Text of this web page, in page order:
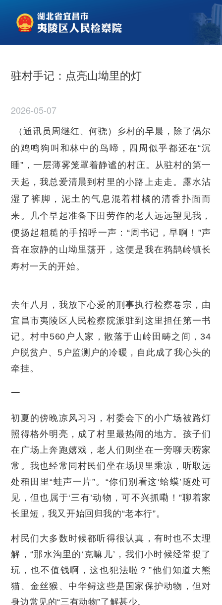
驻村手记：点亮山坳里的灯
2026-05-07
（通讯员周继红、何骁）乡村的早晨，除了偶尔
的鸡鸣狗叫和林中的鸟啼，四周似乎都还在“沉
睡”，一层薄雾笼罩着静谧的村庄。从驻村的第一
天起，我总爱清晨到村里的小路上走走。露水沾
湿了裤脚，泥土的气息混着柑橘的清香扑面而
来。几个早起准备下田劳作的老人远远望见我，
便扬起粗糙的手招呼一声：“周书记，早啊！”声
音在寂静的山坳里荡开，这便是我在鸦鹊岭镇长
寿村一天的开始。
去年八月，我放下心爱的刑事执行检察卷宗，由
宜昌市夷陵区人民检察院派驻到这里担任第一书
记。村中560户人家，散落于山岭田畴之间，34
户脱贫户、5户监测户的冷暖，自此成了我心头的
牵挂。
一
初夏的傍晚凉风习习，村委会下的小广场被路灯
照得格外明亮，成了村里最热闹的地方。孩子们
在广场上奔跑嬉戏，老人们则坐在一旁聊天唠家
常。我也经常同村民们坐在场坝里乘凉，听取远
处稻田里“蛙声一片”。“你们别看这‘蛤蟆’随处可
见，但也属于‘三有’动物，可不兴抓嘞！”聊着家
长里短，我又开始回归我的“老本行”。
村民们大多数时候都听得很认真，有时也不太理
解，“那水沟里的‘克嘛儿’，我们小时候经常捉了
玩，也不值钱啊，这也犯法啦？”他们知道大熊
猫、金丝猴、中华鲟这些是国家保护动物，但对
身边常见的“三有动物”了解甚少。